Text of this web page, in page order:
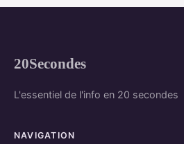
20Secondes
L'essentiel de l'info en 20 secondes
NAVIGATION